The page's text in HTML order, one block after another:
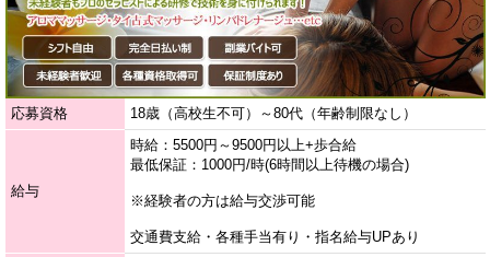
応募資格 18歳（高校生不可）～80代（年齢制限なし）
給与
時給：5500円～9500円以上+歩合給
最低保証：1000円/時(6時間以上待機の場合)
※経験者の方は給与交渉可能
交通費支給・各種手当有り・指名給与UPあり